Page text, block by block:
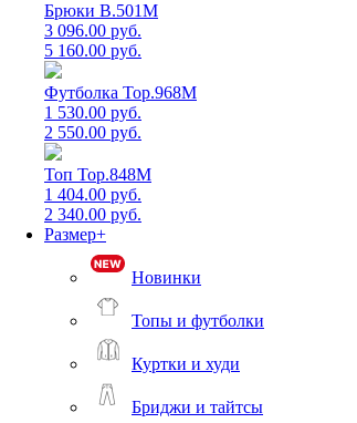
Брюки B.501M
3 096.00 руб.
5 160.00 руб.
Футболка Top.968M
1 530.00 руб.
2 550.00 руб.
Топ Top.848M
1 404.00 руб.
2 340.00 руб.
Размер+
Новинки
Топы и футболки
Куртки и худи
Бриджи и тайтсы